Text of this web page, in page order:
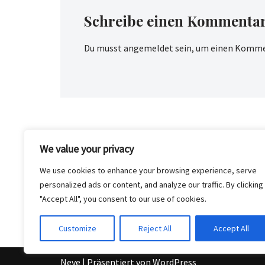
We value your privacy
We use cookies to enhance your browsing experience, serve
personalized ads or content, and analyze our traffic. By clicking
"Accept All", you consent to our use of cookies.
Customize Reject All Accept All
Schreibe einen
Du musstangemeldetsein, um einen
Neve | Präsentiert von WordPress